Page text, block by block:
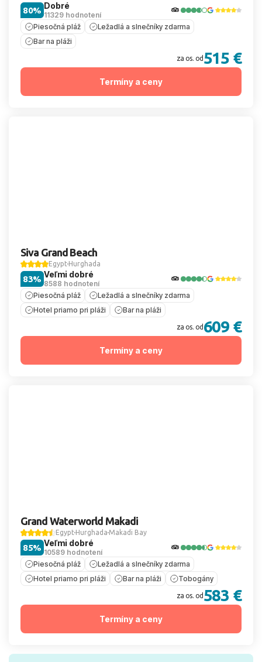
Dobré
11329 hodnotení
80%
Piesočná pláž
Ležadlá a slnečníky zdarma
Bar na pláži
za os. od 515 €
Termíny a ceny
Siva Grand Beach
Egypt Hurghada
Veľmi dobré
8588 hodnotení
83%
Piesočná pláž
Ležadlá a slnečníky zdarma
Hotel priamo pri pláži
Bar na pláži
za os. od 609 €
Termíny a ceny
Grand Waterworld Makadi
Egypt Hurghada Makadi Bay
Veľmi dobré
10589 hodnotení
85%
Piesočná pláž
Ležadlá a slnečníky zdarma
Hotel priamo pri pláži
Bar na pláži Tobogány
za os. od 583 €
Termíny a ceny